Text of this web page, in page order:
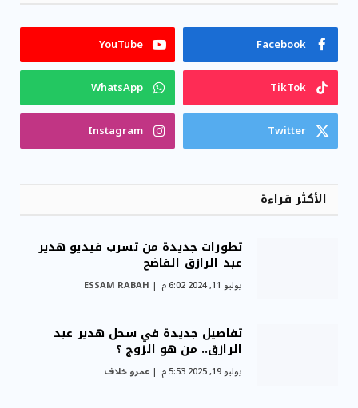
Facebook
YouTube
TikTok
WhatsApp
Twitter
Instagram
الأكثر قراءة
تطورات جديدة من تسرب فيديو هدير
عبد الرازق الفاضح
يوليو 11, 2024 6:02 م ESSAM RABAH
تفاصيل جديدة في سحل هدير عبد
الرازق.. من هو الزوج ؟
يوليو 19, 2025 5:53 م عمرو خلاف